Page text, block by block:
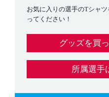
お気に入りの選手のTシャ
ってください！
グッズを買
所属選手